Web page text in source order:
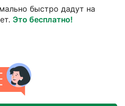
быстро дадут на
Это бесплатно!